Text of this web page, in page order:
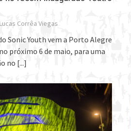
Corrêa Viegas
Sonic Youth vem a Porto Alegre
próximo 6 de maio, para uma
no [...]